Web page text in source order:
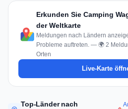
Erkunden Sie Camping
der Weltkarte
Meldungen nach Ländern
Probleme auftreten. — 🌍 2
Orten
Live-Karte
Top-Länder nach